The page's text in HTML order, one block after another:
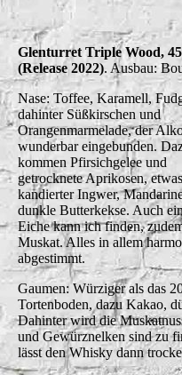
Glenturret Triple Wood,
(Release 2022). Ausbau:
Nase: Toffee, Karamell,
dahinter Süßkirschen und
Orangenmarmelade, der
wunderbar eingebunden.
kommen Pfirsichgelee und
getrocknete Aprikosen, etwas
kandierter Ingwer,
dunkle Butterkekse. Auch
Eiche kann ich finden,
Muskat. Alles in allem
abgestimmt.
Gaumen: Würziger als das
Tortenboden, dazu Kakao,
Dahinter wird die
und Gewürznelken sind zu
lässt den Whisky dann